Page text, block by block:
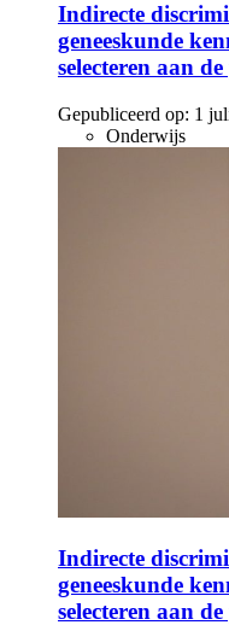
Indirecte
geneeskunde
selecteren aan
Gepubliceerd op: 1
Onderwijs
Indirecte
geneeskunde
selecteren aan